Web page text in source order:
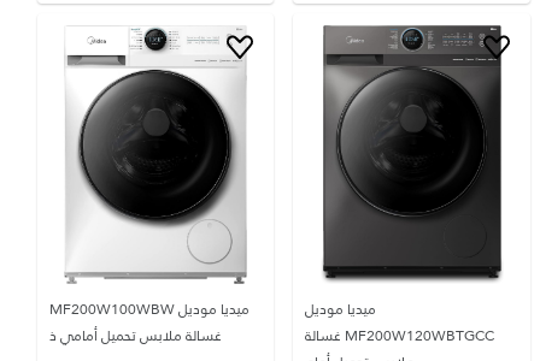
ميديا موديل
MF200W120WBTGCC غسالة
ميديا موديل MF200W100WBW
غسالة ملابس تحميل أمامي ذ